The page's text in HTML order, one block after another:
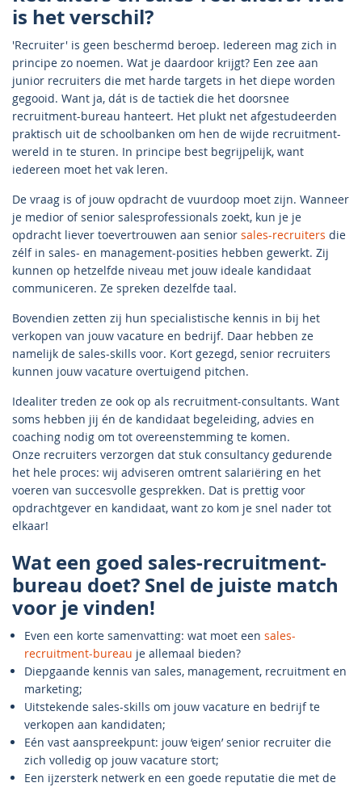
is het verschil?
'Recruiter' is geen beschermd beroep. Iedereen mag zich in
principe zo noemen. Wat je daardoor krijgt? Een zee aan
junior recruiters die met harde targets in het diepe worden
gegooid. Want ja, dát is de tactiek die het doorsnee
recruitment-bureau hanteert. Het plukt net afgestudeerden
praktisch uit de schoolbanken om hen de wijde recruitment-
wereld in te sturen. In principe best begrijpelijk, want
iedereen moet het vak leren.
De vraag is of jouw opdracht de vuurdoop moet zijn. Wanneer
je medior of senior salesprofessionals zoekt, kun je je
opdracht liever toevertrouwen aan senior sales-recruiters die
zélf in sales- en management-posities hebben gewerkt. Zij
kunnen op hetzelfde niveau met jouw ideale kandidaat
communiceren. Ze spreken dezelfde taal.
Bovendien zetten zij hun specialistische kennis in bij het
verkopen van jouw vacature en bedrijf. Daar hebben ze
namelijk de sales-skills voor. Kort gezegd, senior recruiters
kunnen jouw vacature overtuigend pitchen.
Idealiter treden ze ook op als recruitment-consultants. Want
soms hebben jij én de kandidaat begeleiding, advies en
coaching nodig om tot overeenstemming te komen.
Onze recruiters verzorgen dat stuk consultancy gedurende
het hele proces: wij adviseren omtrent salariëring en het
voeren van succesvolle gesprekken. Dat is prettig voor
opdrachtgever en kandidaat, want zo kom je snel nader tot
elkaar!
Wat een goed sales-recruitment-
bureau doet? Snel de juiste match
voor je vinden!
Even een korte samenvatting: wat moet een sales-
recruitment-bureau je allemaal bieden?
Diepgaande kennis van sales, management, recruitment en
marketing;
Uitstekende sales-skills om jouw vacature en bedrijf te
verkopen aan kandidaten;
Eén vast aanspreekpunt: jouw ‘eigen’ senior recruiter die
zich volledig op jouw vacature stort;
Een ijzersterk netwerk en een goede reputatie die met de